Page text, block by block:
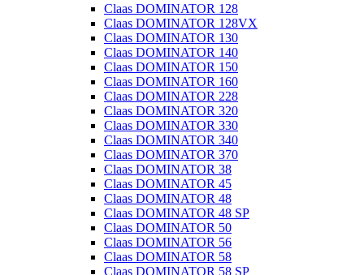
Claas DOMINATOR 128
Claas DOMINATOR 128VX
Claas DOMINATOR 130
Claas DOMINATOR 140
Claas DOMINATOR 150
Claas DOMINATOR 160
Claas DOMINATOR 228
Claas DOMINATOR 320
Claas DOMINATOR 330
Claas DOMINATOR 340
Claas DOMINATOR 370
Claas DOMINATOR 38
Claas DOMINATOR 45
Claas DOMINATOR 48
Claas DOMINATOR 48 SP
Claas DOMINATOR 50
Claas DOMINATOR 56
Claas DOMINATOR 58
Claas DOMINATOR 58 SP